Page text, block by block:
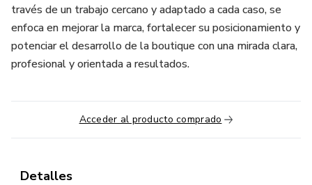
través de un trabajo cercano y adaptado a cada caso, se
enfoca en mejorar la marca, fortalecer su posicionamiento y
potenciar el desarrollo de la boutique con una mirada clara,
profesional y orientada a resultados.
Acceder al producto comprado
Detalles